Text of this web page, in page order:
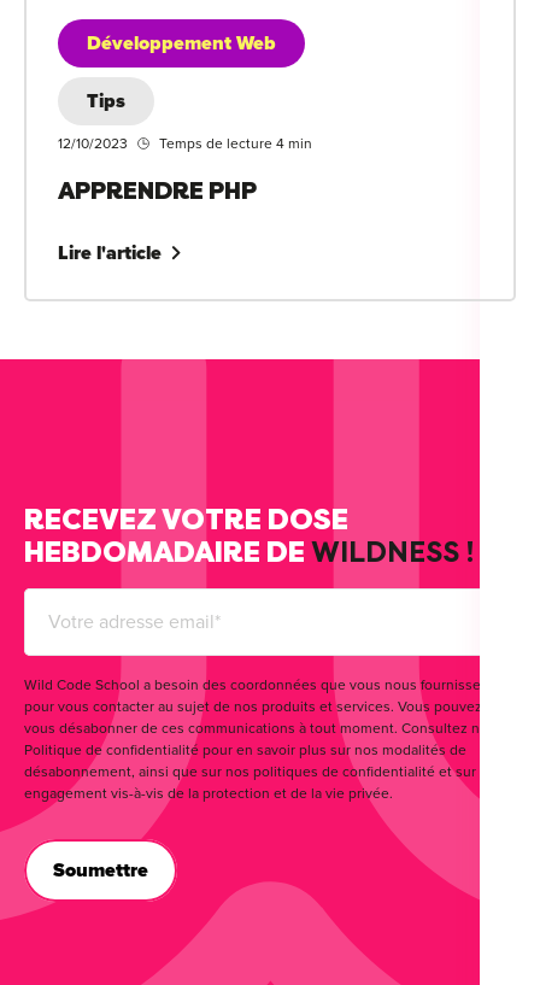
Développement Web
Tips
12/10/2023 Temps de lecture 4 min
APPRENDRE PHP
Lire l'article
RECEVEZ VOTRE DOSE
HEBDOMADAIRE DE WILDNESS !
Wild Code School a besoin des coordonnées que vous nous fournissez
pour vous contacter au sujet de nos produits et services. Vous pouvez
vous désabonner de ces communications à tout moment. Consultez notre
Politique de confidentialité pour en savoir plus sur nos modalités de
désabonnement, ainsi que sur nos politiques de confidentialité et sur notre
engagement vis-à-vis de la protection et de la vie privée.